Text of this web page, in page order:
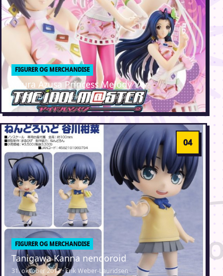
FIGURER OG MERCHANDISE
Miura Azusa Princess Melody Ver.
9. november 2012 · Erik Weber-Lauridsen
FIGURER OG MERCHANDISE
Tanigawa Kanna nendoroid
31. oktober 2012 · Erik Weber-Lauridsen